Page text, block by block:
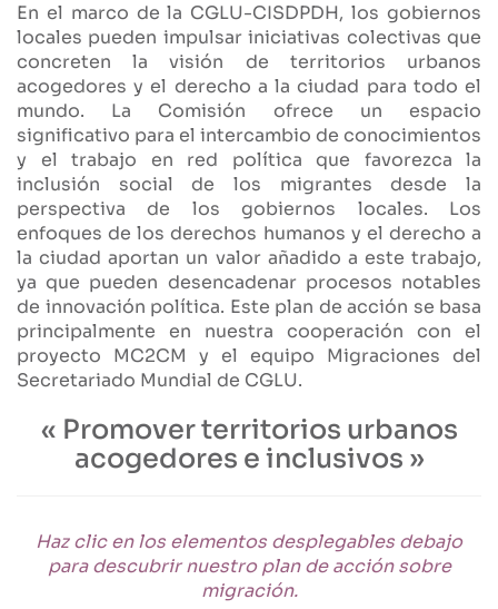
En el marco de la CGLU-CISDPDH, los gobiernos
locales pueden impulsar iniciativas colectivas que
concreten la visión de territorios urbanos
acogedores y el derecho a la ciudad para todo el
mundo. La Comisión ofrece un espacio
significativo para el intercambio de conocimientos
y el trabajo en red política que favorezca la
inclusión social de los migrantes desde la
perspectiva de los gobiernos locales. Los
enfoques de los derechos humanos y el derecho a
la ciudad aportan un valor añadido a este trabajo,
ya que pueden desencadenar procesos notables
de innovación política. Este plan de acción se basa
principalmente en nuestra cooperación con el
proyecto MC2CM y el equipo Migraciones del
Secretariado Mundial de CGLU.
« Promover territorios urbanos
acogedores e inclusivos »
Haz clic en los elementos desplegables debajo
para descubrir nuestro plan de acción sobre
migración.